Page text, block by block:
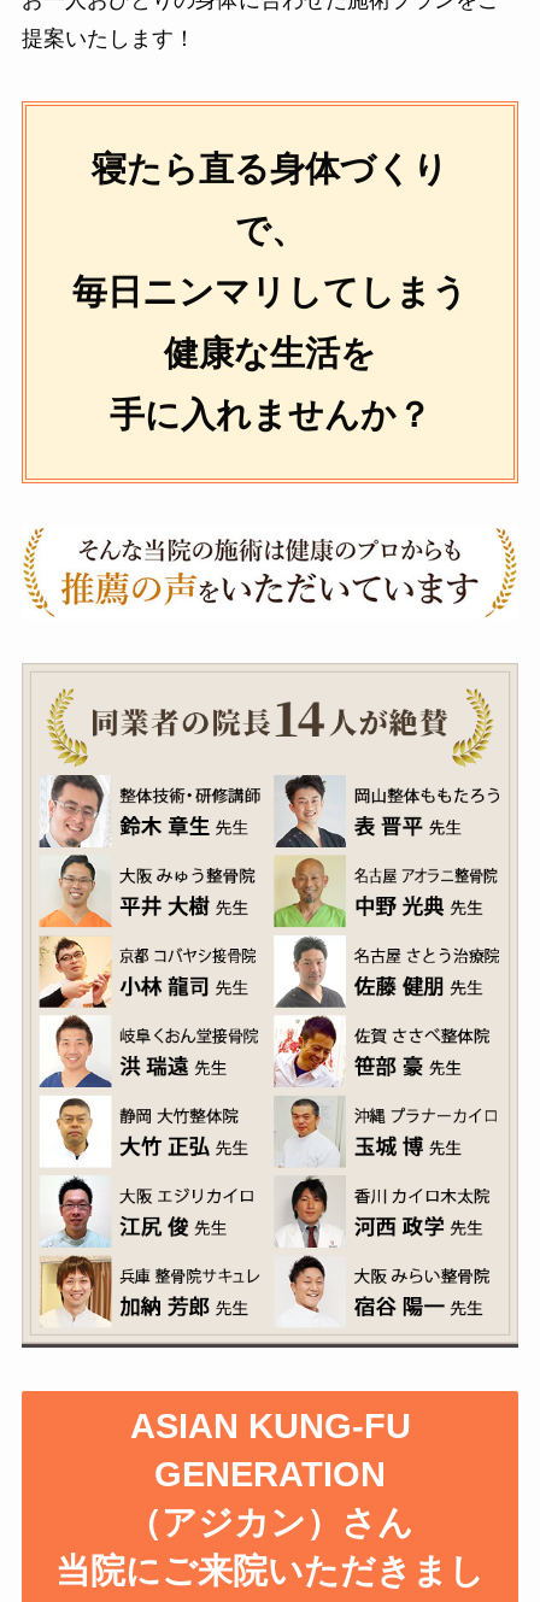
提案いたします！
寝たら直る身体づくり
で、
毎日ニンマリしてしまう
健康な生活を
手に入れませんか？
ASIAN KUNG-FU
GENERATION
（アジカン）さん
当院にご来院いただきまし